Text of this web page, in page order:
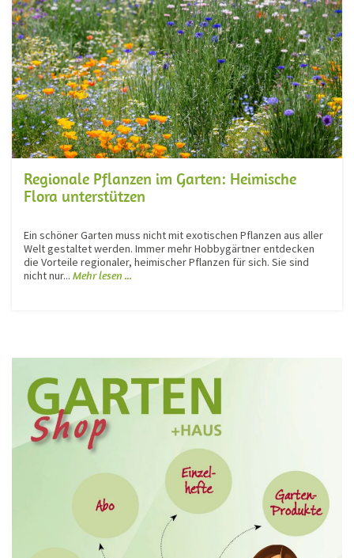
Regionale Pflanzen im Garten: Heimische
Flora unterstützen
Ein schöner Garten muss nicht mit exotischen Pflanzen aus aller
Welt gestaltet werden. Immer mehr Hobbygärtner entdecken
die Vorteile regionaler, heimischer Pflanzen für sich. Sie sind
nicht nur... Mehr lesen ...